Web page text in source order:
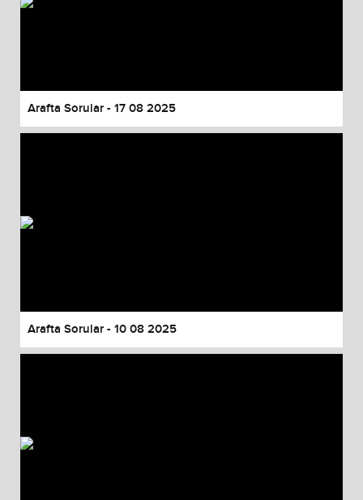
Arafta Sorular - 17 08 2025
Arafta Sorular - 10 08 2025